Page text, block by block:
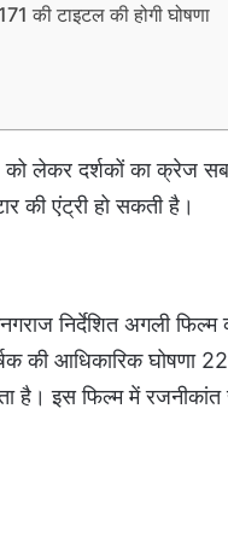
की टाइटल की होगी घोषणा
को लेकर दर्शकों का क्रेज
की एंट्री हो सकती है।
निर्देशित अगली फिल्म
की आधिकारिक घोषणा
है। इस फिल्म में रजनीकांत